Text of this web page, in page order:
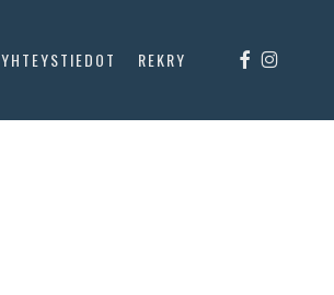
YHTEYSTIEDOT REKRY FACEBOOK